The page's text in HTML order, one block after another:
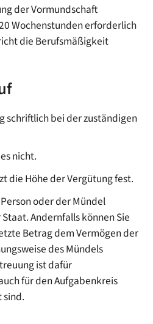
der Vormundschaft
Wochenstunden erforderlich
die Berufsmäßigkeit
schriftlich bei der zuständigen
nicht.
die Höhe der Vergütung fest.
oder der Mündel
Andernfalls können Sie
Betrag dem Vermögen der
des Mündels
ist dafür
für den Aufgabenkreis
sind.